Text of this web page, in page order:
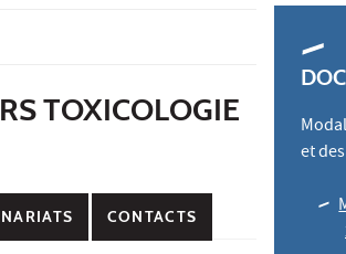
TOXICOLOGIE
CONTACTS
et